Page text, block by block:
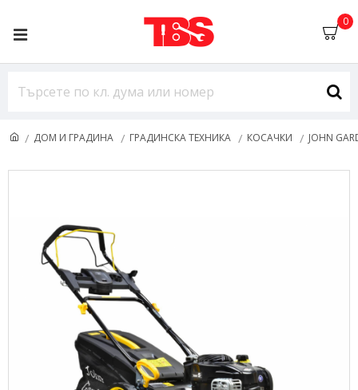
0
ДОМ И ГРАДИНА ГРАДИНСКА ТЕХНИКА КОСАЧКИ JOHN